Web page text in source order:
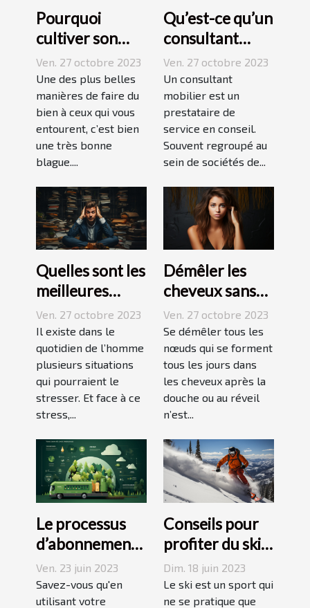
Pourquoi
cultiver son
esprit
humoristique ?
Ven. 27 octobre 2023
Une des plus belles
manières de faire du
bien à ceux qui vous
entourent, c’est bien
une très bonne
blague....
Qu’est-ce qu’un
consultant
mobilier ?
Ven. 27 octobre 2023
Un consultant
mobilier est un
prestataire de
service en conseil.
Souvent regroupé au
sein de sociétés de...
Quelles sont les
meilleures
techniques
pour vaincre le
stress ?
Ven. 27 octobre 2023
Il existe dans le
quotidien de l’homme
plusieurs situations
qui pourraient le
stresser. Et face à ce
stress,...
Démêler les
cheveux sans
difficulté et
sans douleur :
comment s’y
prendre ?
Ven. 27 octobre 2023
Se démêler tous les
nœuds qui se forment
tous les jours dans
les cheveux après la
douche ou au réveil
n’est...
Le processus
d’abonnement
et de réduction
de votre
empreinte
Ven. 23 juin 2023
Savez-vous qu'en
utilisant votre
Conseils pour
profiter du ski
en juin, juillet,
août ou
septembre
Dim. 18 juin 2023
Le ski est un sport qui
ne se pratique que